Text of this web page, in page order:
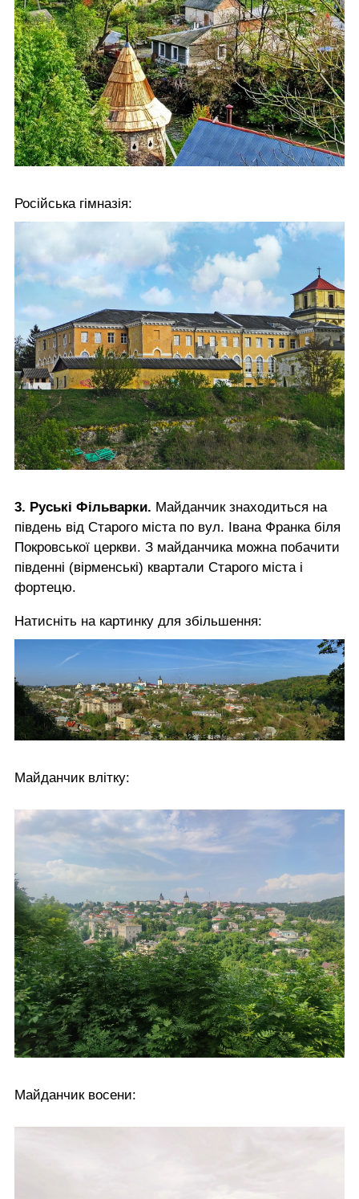
Російська гімназія:
3. Руські Фільварки. Майданчик знаходиться на
південь від Старого міста по вул. Івана Франка біля
Покровської церкви. З майданчика можна побачити
південні (вірменські) квартали Старого міста і
фортецю.
Натисніть на картинку для збільшення:
Майданчик влітку:
Майданчик восени: